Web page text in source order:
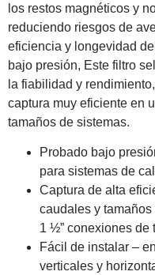
los restos magnéticos y
reduciendo riesgos de
eficiencia y longevidad
bajo presión, Este filtro
la fiabilidad y
captura muy eficiente en
tamaños de sistemas.
Probado bajo
para sistemas de
Captura de alta
caudales y
1 ½” conexiones de
Fácil de instalar –
verticales y